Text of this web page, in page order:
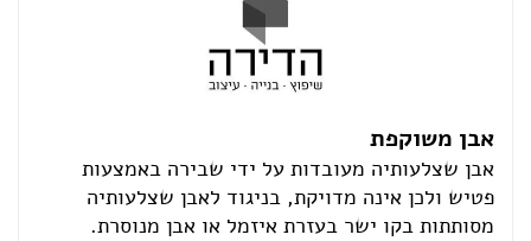
אבן משוקפת
אבן שצלעותיה מעובדות על ידי שבירה באמצעות
פטיש ולכן אינה מדויקת, בניגוד לאבן שצלעותיה
מסותתות בקו ישר בעזרת איזמל או אבן מנוסרת.